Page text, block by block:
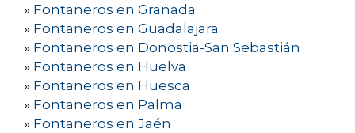
» Fontaneros en Granada
» Fontaneros en Guadalajara
» Fontaneros en Donostia-San Sebastián
» Fontaneros en Huelva
» Fontaneros en Huesca
» Fontaneros en Palma
» Fontaneros en Jaén